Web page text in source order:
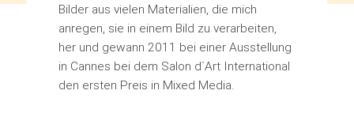
Bilder aus vielen Materialien, die mich
anregen, sie in einem Bild zu verarbeiten,
her und gewann 2011 bei einer Ausstellung
in Cannes bei dem Salon d`Art International
den ersten Preis in Mixed Media.